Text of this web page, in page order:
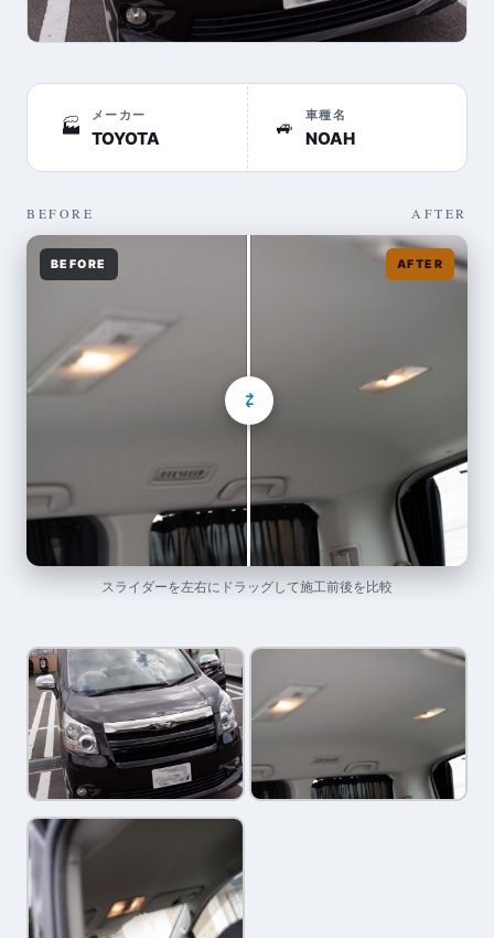
🏭
メーカー
TOYOTA
🚙
車種名
NOAH
BEFORE AFTER
BEFORE AFTER
⇄
スライダーを左右にドラッグして施工前後を比較